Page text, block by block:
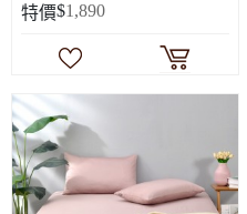
特價$1,890